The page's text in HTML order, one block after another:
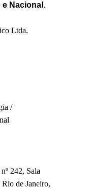
Nacional .
Ltda.
/
242, Sala
de Janeiro,